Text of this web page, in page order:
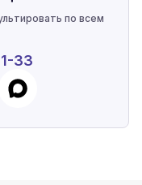
по всем
33